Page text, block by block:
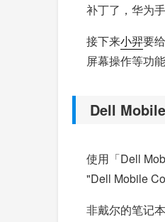
补丁了，华为
接下来小羿要
屏幕操作等功
Dell
使用「Dell
"Dell Mobile
非戴尔的笔记